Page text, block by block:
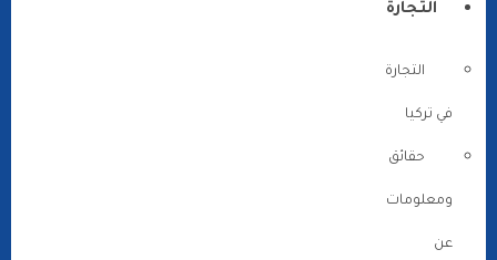
التجارة
التجارة
في تركيا
حقائق
ومعلومات
عن